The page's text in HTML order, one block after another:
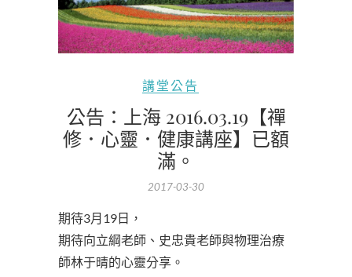
講堂公告
公告：上海 2016.03.19【禪
修．心靈．健康講座】已額
滿。
2017-03-30
期待3月19日，
期待向立綱老師、史忠貴老師與物理治療
師林于晴的心靈分享。